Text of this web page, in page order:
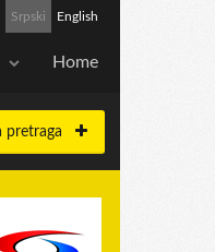
Srpski English
Home
pretraga